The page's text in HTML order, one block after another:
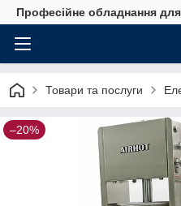
Професійне обладнання
Товари та послуги
–20%